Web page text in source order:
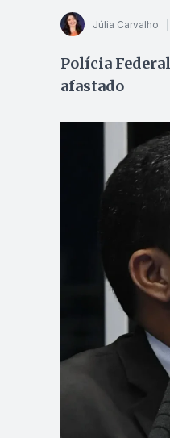
Júlia Carvalho
Polícia
afastado